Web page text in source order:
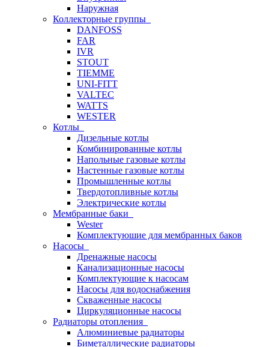
Наружная
Коллекторные группы
DANFOSS
FAR
IVR
STOUT
TIEMME
UNI-FITT
VALTEC
WATTS
WESTER
Котлы
Дизельные котлы
Комбинированные котлы
Напольные газовые котлы
Настенные газовые котлы
Промышленные котлы
Твердотопливные котлы
Электрические котлы
Мембранные баки
Wester
Комплектуюшие для мембранных баков
Насосы
Дренажные насосы
Канализационные насосы
Комплектующие к насосам
Насосы для водоснабжения
Скваженные насосы
Циркуляционные насосы
Радиаторы отопления
Алюминиевые радиаторы
Биметаллические радиаторы